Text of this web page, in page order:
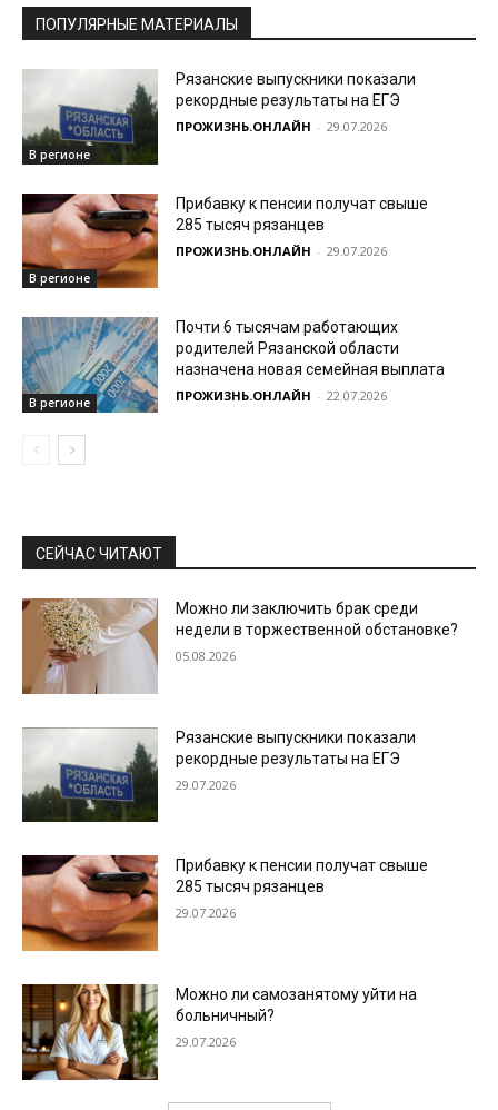
ПОПУЛЯРНЫЕ МАТЕРИАЛЫ
В регионе
Рязанские выпускники показали
рекордные результаты на ЕГЭ
ПРОЖИЗНЬ.ОНЛАЙН - 29.07.2026
В регионе
Прибавку к пенсии получат свыше
285 тысяч рязанцев
ПРОЖИЗНЬ.ОНЛАЙН - 29.07.2026
В регионе
Почти 6 тысячам работающих
родителей Рязанской области
назначена новая семейная выплата
ПРОЖИЗНЬ.ОНЛАЙН - 22.07.2026
СЕЙЧАС ЧИТАЮТ
Можно ли заключить брак среди
недели в торжественной обстановке?
05.08.2026
Рязанские выпускники показали
рекордные результаты на ЕГЭ
29.07.2026
Прибавку к пенсии получат свыше
285 тысяч рязанцев
29.07.2026
Можно ли самозанятому уйти на
больничный?
29.07.2026